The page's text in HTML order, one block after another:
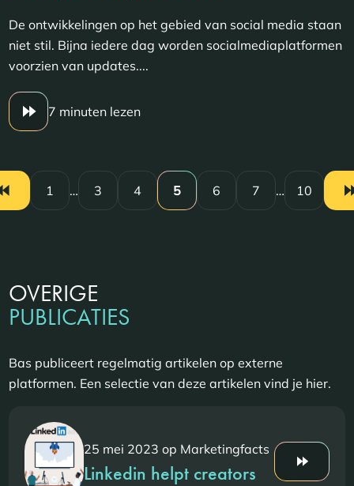
De ontwikkelingen op het gebied van social media staan
niet stil. Bijna iedere dag worden socialmediaplatformen
voorzien van updates....
7 minuten lezen
1 … 3 4 5 6 7 … 10
OVERIGE
PUBLICATIES
Bas publiceert regelmatig artikelen op externe
platformen. Een selectie van deze artikelen vind je hier.
25 mei 2023 op Marketingfacts
Linkedin helpt creators